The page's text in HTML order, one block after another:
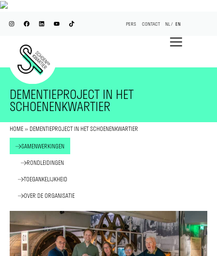
PERS CONTACT NL EN
DEMENTIEPROJECT IN HET
SCHOENENKWARTIER
HOME » DEMENTIEPROJECT IN HET SCHOENENKWARTIER
SAMENWERKINGEN
RONDLEIDINGEN
TOEGANKELIJKHEID
OVER DE ORGANISATIE